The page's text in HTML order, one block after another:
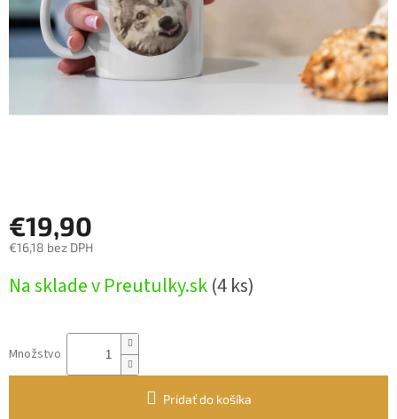
€19,90
€16,18 bez DPH
cena:
Na sklade v Preutulky.sk(4 ks)
Množstvo
Pridať do košíka